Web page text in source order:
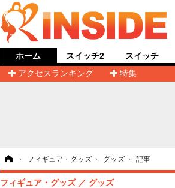
ホーム
アクセスランキング
特集
スイッチ2 スイッチ
› フィギュア・グッズ › グッズ › 記事
フィギュア・グッズ グッズ